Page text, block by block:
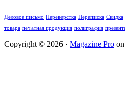
Деловое письмо Переверстка Переписка Скидка
товара печатная продукция полиграфия
Copyright © 2026 · Magazine Pro on